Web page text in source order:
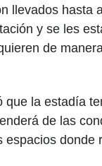
llevados hasta
y se les
de
que la estadía
de las
espacios donde